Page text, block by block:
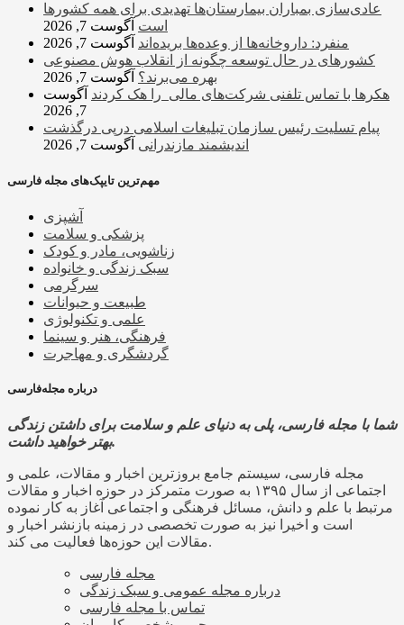
عادی‌سازی بمباران بیمارستان‌ها تهدیدی برای همه کشورها
است آگوست 7, 2026
منفرد: داروخانه‌ها از وعده‌ها بریده‌اند آگوست 7, 2026
کشورهای در حال توسعه چگونه از انقلاب هوش مصنوعی
بهره می‌برند؟ آگوست 7, 2026
هکرها با تماس تلفنی شرکت‌های مالی را هک کردند آگوست
7, 2026
پیام تسلیت رئیس سازمان تبلیغات اسلامی درپی درگذشت
اندیشمند مازندرانی آگوست 7, 2026
مهم‌ترین تایپک‌های مجله فارسی
آشپزی
پزشکی و سلامت
زناشویی، مادر و کودک
سبک زندگی و خانواده
سرگرمی
طبیعت و حیوانات
علمی و تکنولوژی
فرهنگی، هنر و سینما
گردشگری و مهاجرت
درباره مجله‌فارسی
شما با مجله فارسی، پلی به دنیای علم و سلامت برای داشتن زندگی
بهتر خواهید داشت.
مجله فارسی، سیستم جامع بروزترین اخبار و مقالات، علمی و
اجتماعی از سال ۱۳۹۵ به صورت متمرکز در حوزه اخبار و مقالات
مرتبط با علم و دانش، مسائل فرهنگی و اجتماعی آغاز به کار نموده
است و اخیرا نیز به صورت تخصصی در زمینه بازنشر اخبار و
مقالات این حوزه‌ها فعالیت می کند.
مجله فارسی
درباره مجله عمومی و سبک زندگی
تماس با مجله فارسی